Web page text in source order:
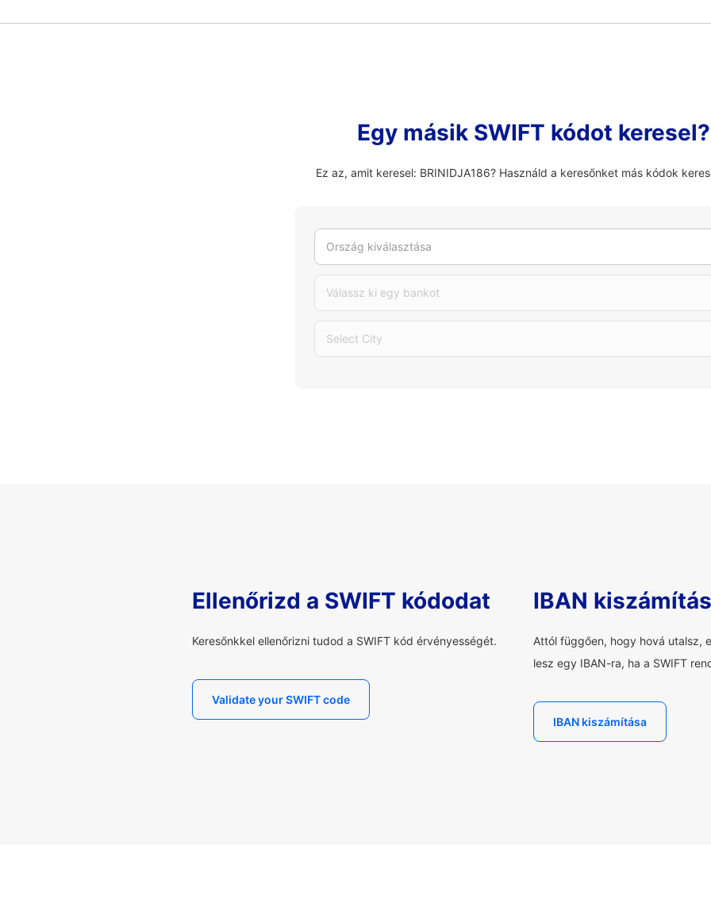
Egy másik SWIFT kódot keresel?
Ez az, amit keresel: BRINIDJA186? Használd a keresőnket más kódok
Ország kiválasztása
Válassz ki egy bankot
Select City
Ellenőrizd a SWIFT kódodat
Keresőnkkel ellenőrizni tudod a SWIFT kód érvényességét.
Validate your SWIFT code
IBAN
Attól függően, hogy hová utalsz,
lesz egy IBAN-ra, ha a SWIFT
IBAN kiszámítása